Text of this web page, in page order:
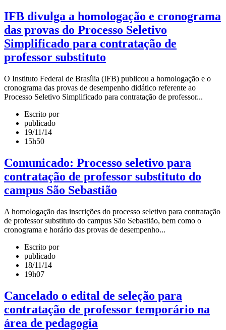
IFB divulga a homologação e cronograma
das provas do Processo Seletivo
Simplificado para contratação de
professor substituto
O Instituto Federal de Brasília (IFB) publicou a homologação e o
cronograma das provas de desempenho didático referente ao
Processo Seletivo Simplificado para contratação de professor...
Escrito por
publicado
19/11/14
15h50
Comunicado: Processo seletivo para
contratação de professor substituto do
campus São Sebastião
A homologação das inscrições do processo seletivo para contratação
de professor substituto do campus São Sebastião, bem como o
cronograma e horário das provas de desempenho...
Escrito por
publicado
18/11/14
19h07
Cancelado o edital de seleção para
contratação de professor temporário na
área de pedagogia